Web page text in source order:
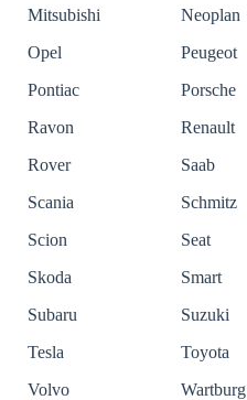
Mitsubishi
Neoplan
Opel
Peugeot
Pontiac
Porsche
Ravon
Renault
Rover
Saab
Scania
Schmitz
Scion
Seat
Skoda
Smart
Subaru
Suzuki
Tesla
Toyota
Volvo
Wartburg